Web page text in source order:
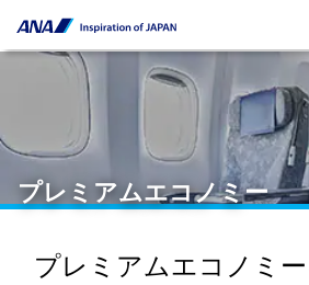
プレミアムエコノミー
プレミアムエコノミ